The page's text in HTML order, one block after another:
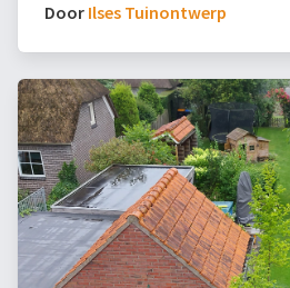
Door Ilses Tuinontwerp